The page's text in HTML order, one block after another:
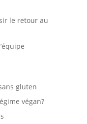
le retour au
gluten
végan?